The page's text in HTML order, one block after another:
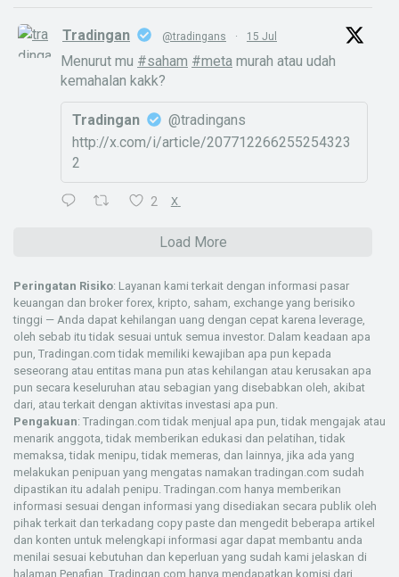
Tradingan @tradingans · 15 Jul
Menurut mu #saham #meta murah atau udah
kemahalan kakk?
Tradingan
@tradingans
http://x.com/i/article/207712266255254323
2
2 X
Load More
Peringatan Risiko: Layanan kami terkait dengan informasi pasar
keuangan dan broker forex, kripto, saham, exchange yang berisiko
tinggi — Anda dapat kehilangan uang dengan cepat karena leverage,
oleh sebab itu tidak sesuai untuk semua investor. Dalam keadaan apa
pun, Tradingan.com tidak memiliki kewajiban apa pun kepada
seseorang atau entitas mana pun atas kehilangan atau kerusakan apa
pun secara keseluruhan atau sebagian yang disebabkan oleh, akibat
dari, atau terkait dengan aktivitas investasi apa pun.
Pengakuan: Tradingan.com tidak menjual apa pun, tidak mengajak atau
menarik anggota, tidak memberikan edukasi dan pelatihan, tidak
memaksa, tidak menipu, tidak memeras, dan lainnya, jika ada yang
melakukan penipuan yang mengatas namakan tradingan.com sudah
dipastikan itu adalah penipu. Tradingan.com hanya memberikan
informasi sesuai dengan informasi yang disediakan secara publik oleh
pihak terkait dan terkadang copy paste dan mengedit beberapa artikel
dan konten untuk melengkapi informasi agar dapat membantu anda
menilai sesuai kebutuhan dan keperluan yang sudah kami jelaskan di
halaman Penafian . Tradingan.com hanya mendapatkan komisi dari